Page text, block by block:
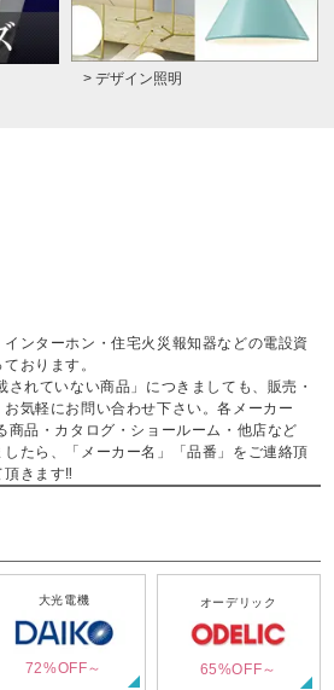
> デザイン照明
ンターホン・住宅火災報知器などの電設資
おります。
れていない商品」につきましても、販売・
気軽にお問い合わせ下さい。各メーカー
商品・カタログ・ショールーム・他店など
たら、「メーカー名」「品番」をご連絡頂
きます‼
大光電機
72%OFF～
オーデリック
65%OFF～